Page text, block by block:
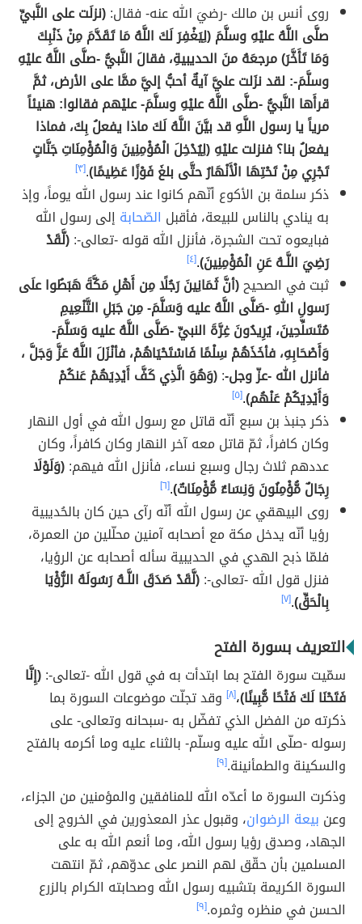
روى أنس بن مالك -رضيَ الله عنه- فقال:(نزلَت على النَّبيِّ
صلَّى اللَّهُ عليْهِ وسلَّمَ (لِيَغْفِرَ لَكَ اللَّهُ مَا تَقَدَّمَ مِنْ ذَنْبِكَ
وَمَا تَأَخَّرَ) مرجعَهُ منَ الحديبيةِ، فقالَ النَّبيُّ -صلَّى اللَّهُ عليْهِ
وسلَّمَ-: لقد نزَلت عليَّ آيةٌ أحبُّ إليَّ ممَّا على الأرض، ثمَّ
قرأَها النَّبيُّ -صلَّى اللَّهُ عليْهِ وسلَّمَ- عليْهم فقالوا: هنيئاً
مرياً يا رسول اللَّهِ قد بيَّنَ اللَّهُ لَكَ ماذا يفعلُ بِكَ، فماذا
يفعلُ بنا؟ فنزلت عليْهِ (لِيُدْخِلَ الْمُؤْمِنِينَ وَالْمُؤْمِنَاتِ جَنَّاتٍ
تَجْرِي مِنْ تَحْتِهَا الْأَنْهَارُ حتَّى بلغَ فَوْزًا عَظِيمًا).[٣]
ذكر سلمة بن الأكوع أنّهم كانوا عند رسول الله يوماً، وإذ
به ينادي بالناس للبيعة، فأقبل الصّحابة إلى رسول الله
فبايعوه تحت الشجرة، فأنزل الله قوله -تعالى-:(لَّقَدْ
رَضِيَ اللَّـهُ عَنِ الْمُؤْمِنِينَ).[٤]
ثبت في الصحيح(أنَّ ثَمَانِينَ رَجُلًا مِن أَهْلِ مَكَّةَ هَبَطُوا علَى
رَسولِ اللهِ -صَلَّى اللَّهُ عليه وَسَلَّمَ- مِن جَبَلِ التَّنْعِيمِ
مُتَسَلِّحِينَ، يُرِيدُونَ غِرَّةَ النبيِّ -صَلَّى اللَّهُ عليه وَسَلَّمَ-
وَأَصْحَابِهِ، فأخَذَهُمْ سِلْمًا فَاسْتَحْيَاهُمْ، فأنْزَلَ اللَّهُ عَزَّ وَجَلَّ ،
فأنزل الله -عزّ وجل-:(وَهُوَ الَّذِي كَفَّ أَيْدِيَهُمْ عَنكُمْ
وَأَيْدِيَكُمْ عَنْهُم).[٥]
ذكر جنبذ بن سبع أنّه قاتل مع رسول الله في أول النهار
وكان كافراً، ثمّ قاتل معه آخر النهار وكان كافراً، وكان
عددهم ثلاث رجال وسبع نساء، فأنزل الله فيهم:(وَلَوْلَا
رِجَالٌ مُّؤْمِنُونَ وَنِسَاءٌ مُّؤْمِنَاتٌ).[٦]
روى البيهقي عن رسول الله أنّه رآى حين كان بالحُديبية
رؤيا أنّه يدخل مكة مع أصحابه آمنين محلّلين من العمرة،
فلمّا ذبح الهدي في الحديبية سأله أصحابه عن الرؤيا،
فنزل قول الله -تعالى-:(لَّقَدْ صَدَقَ اللَّـهُ رَسُولَهُ الرُّؤْيَا
بِالْحَقِّ).[٧]
التعريف بسورة الفتح
سمّيت سورة الفتح بما ابتدأت به في قول الله -تعالى-:(إِنَّا
فَتَحْنَا لَكَ فَتْحًا مُّبِينًا)،[٨]
وقد تجلّت موضوعات السورة بما
ذكرته من الفضل الذي تفضّل به -سبحانه وتعالى- على
رسوله -صلّى الله عليه وسلّم- بالثناء عليه وما أكرمه بالفتح
والسكينة والطمأنينة.[٩]
وذكرت السورة ما أعدّه الله للمنافقين والمؤمنين من الجزاء،
وعن بيعة الرضوان، وقبول عذر المعذورين في الخروج إلى
الجهاد، وصدق رؤيا رسول الله، وما أنعم الله به على
المسلمين بأن حقّق لهم النصر على عدوّهم، ثمّ انتهت
السورة الكريمة بتشبيه رسول الله وصحابته الكرام بالزرع
الحسن في منظره وثمره.[٩]